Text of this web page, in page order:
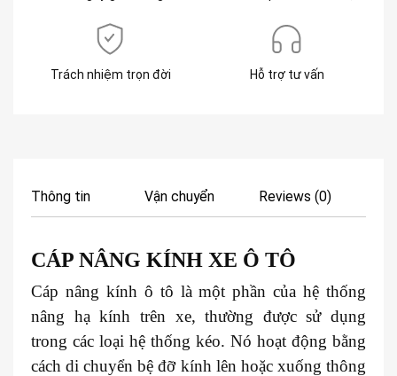
Trách nhiệm trọn đời Hỗ trợ tư vấn
Thông tin Vận chuyển Reviews (0)
CÁP NÂNG KÍNH XE Ô TÔ
Cáp nâng kính ô tô là một phần của hệ thống
nâng hạ kính trên xe, thường được sử dụng
trong các loại hệ thống kéo. Nó hoạt động bằng
cách di chuyển bệ đỡ kính lên hoặc xuống thông